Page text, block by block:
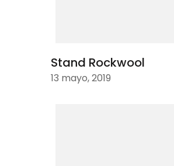
Stand Rockwool
13 mayo, 2019